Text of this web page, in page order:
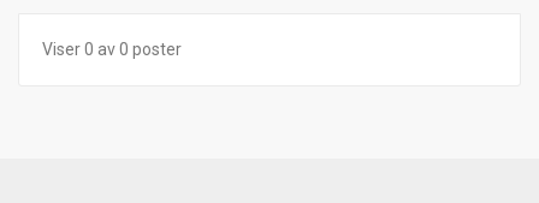
Viser 0 av 0 poster